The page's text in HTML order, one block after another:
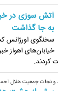
به جا گذاشت
سخنگوی اورژانس
و نجات جمعیت هلال